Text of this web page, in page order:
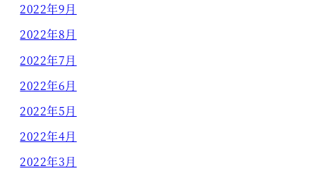
2022年9月
2022年8月
2022年7月
2022年6月
2022年5月
2022年4月
2022年3月